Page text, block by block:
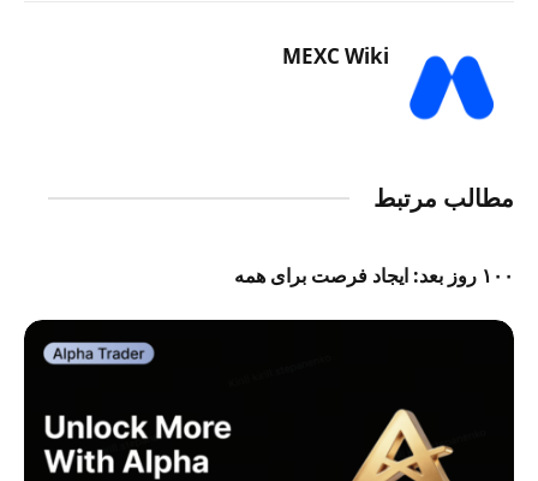
MEXC Wiki
مطالب مرتبط
۱۰۰ روز بعد: ایجاد فرصت برای همه